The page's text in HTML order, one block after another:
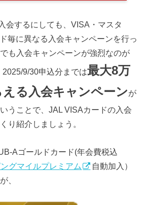
会するにしても、VISA・マスタ
毎に異なる入会キャンペーンを行っ
も入会キャンペーンが強烈なのが
9/30申込分までは最大8万
る入会キャンペーンが
うことで、JAL VISAカードの入会
り紹介しましょう。
Aゴールドカード(年会費税込
グマイルプレミアム
自動加入）
、